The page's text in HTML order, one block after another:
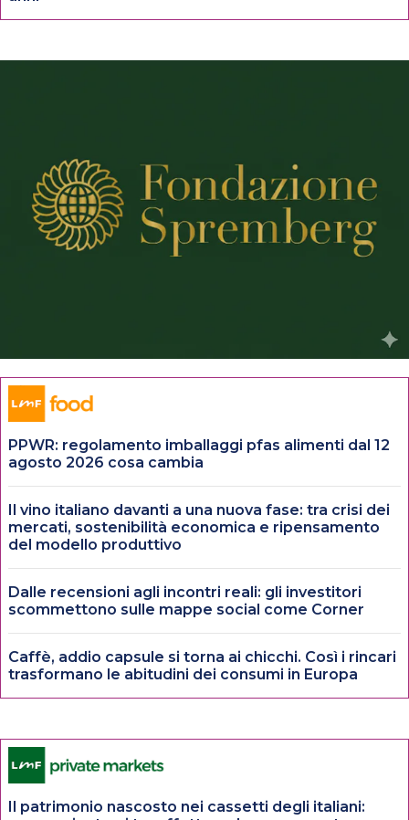
PPWR: regolamento imballaggi pfas alimenti dal 12
agosto 2026 cosa cambia
Il vino italiano davanti a una nuova fase: tra crisi dei
mercati, sostenibilità economica e ripensamento
del modello produttivo
Dalle recensioni agli incontri reali: gli investitori
scommettono sulle mappe social come Corner
Caffè, addio capsule si torna ai chicchi. Così i rincari
trasformano le abitudini dei consumi in Europa
Il patrimonio nascosto nei cassetti degli italiani: